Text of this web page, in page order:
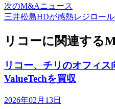
次のM&Aニュース
三井松島HDが感熱レジロー
リコーに関連する
リコー、チリのオフィ
ValueTechを買収
2026年02月13日